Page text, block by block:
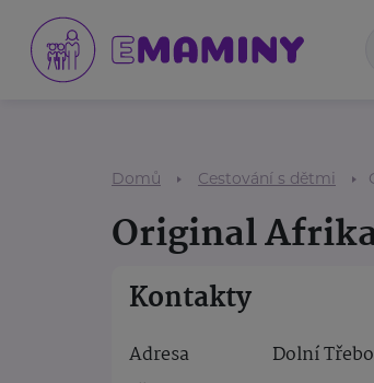
Domů Cestování s dětmi
Original
Kontakty
Adresa
Dolní